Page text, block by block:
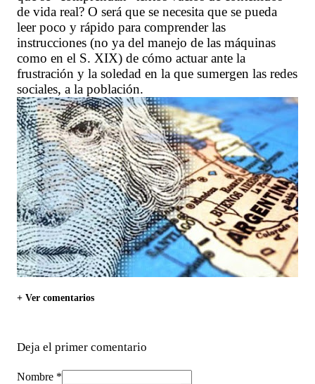
de vida real? O será que se necesita que se pueda
leer poco y rápido para comprender las
instrucciones (no ya del manejo de las máquinas
como en el S. XIX) de cómo actuar ante la
frustración y la soledad en la que sumergen las redes
sociales, a la población.
+ Ver comentarios
Deja el primer comentario
Nombre *